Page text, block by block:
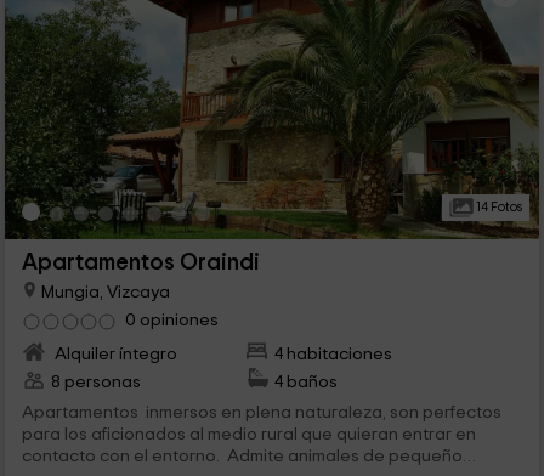
14 Fotos
Apartamentos Oraindi
Mungia, Vizcaya
0 opiniones
Alquiler íntegro
4 habitaciones
8 personas
4 baños
Apartamentos inmersos en plena naturaleza, son perfectos
para los aficionados al medio rural que quieran entrar en
contacto con el entorno. Admite animales de pequeño